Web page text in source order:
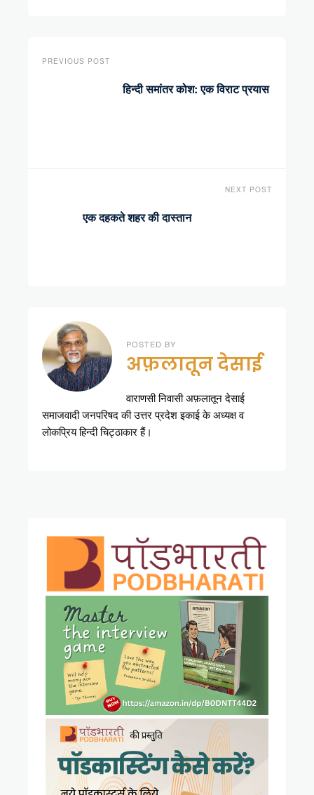
PREVIOUS POST
हिन्दी समांतर कोश: एक विराट प्रयास
NEXT POST
एक दहकते शहर की दास्तान
POSTED BY
अफ़लातून देसाई
वाराणसी निवासी अफ़लातून देसाई
समाजवादी जनपरिषद की उत्तर प्रदेश इकाई के अध्यक्ष व
लोकप्रिय हिन्दी चिट्ठाकार हैं।